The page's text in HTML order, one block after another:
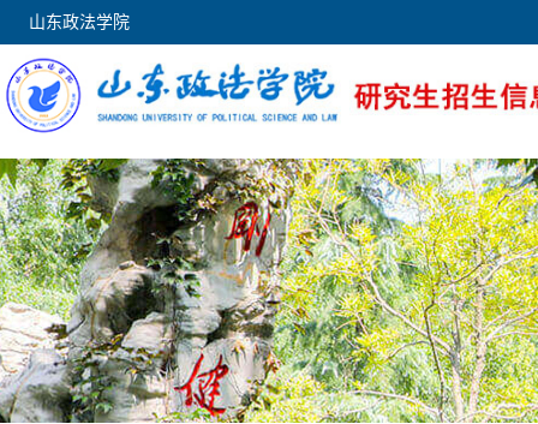
山东政法学院